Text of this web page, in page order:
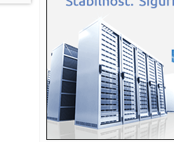
11:10:
11:04:Данас се ово
11:03:Svečani doček
sastanak...
11:01:Prepoznali